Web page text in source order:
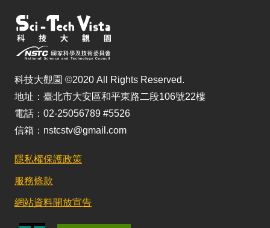
科技大觀園 ©2020 All Rights Reserved.
地址：臺北市大安區和平東路二段106號22樓
電話：02-25056789 #5526
信箱：nstcstv@gmail.com
隱私權保護政策
服務條款
網站資料開放宣告